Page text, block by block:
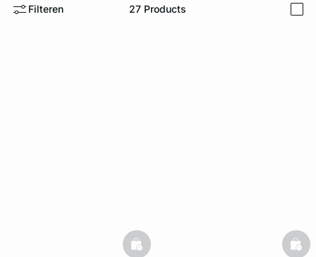
Filteren 27 Products
basketfull